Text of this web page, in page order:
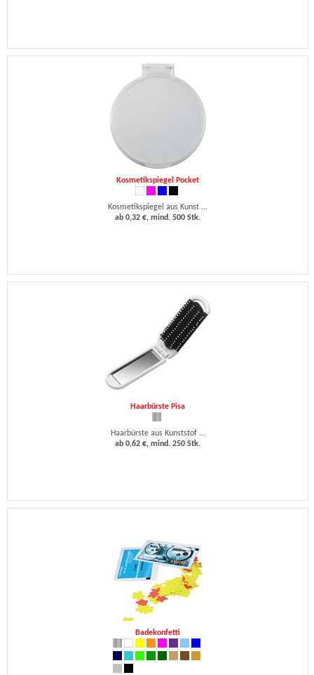
Kosmetikspiegel Pocket
Kosmetikspiegel aus Kunst ...
ab 0,32 €, mind. 500 Stk.
Haarbürste Pisa
Haarbürste aus Kunststof ...
ab 0,62 €, mind. 250 Stk.
Badekonfetti